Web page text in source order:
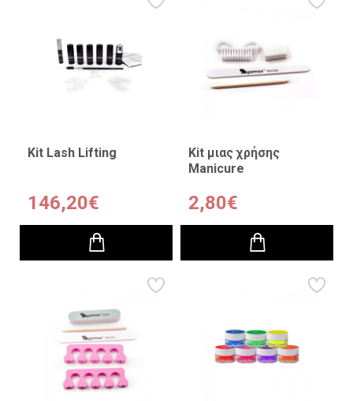
Kit Lash Lifting
146,20€
Kit μιας χρήσης
Manicure
2,80€